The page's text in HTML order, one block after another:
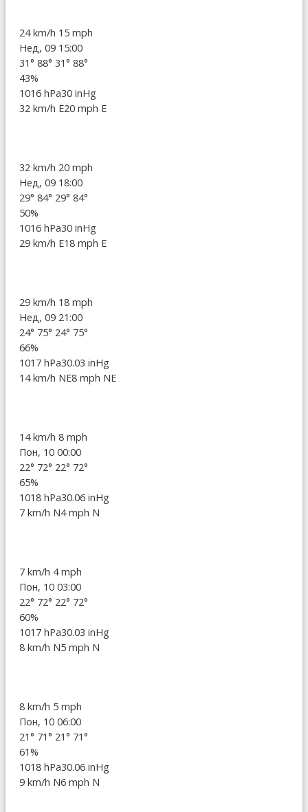
24 km/h 15 mph
Нед, 09 15:00
31° 88° 31° 88°
43%
1016 hPa30 inHg
32 km/h E20 mph E
32 km/h 20 mph
Нед, 09 18:00
29° 84° 29° 84°
50%
1016 hPa30 inHg
29 km/h E18 mph E
29 km/h 18 mph
Нед, 09 21:00
24° 75° 24° 75°
66%
1017 hPa30.03 inHg
14 km/h NE8 mph NE
14 km/h 8 mph
Пон, 10 00:00
22° 72° 22° 72°
65%
1018 hPa30.06 inHg
7 km/h N4 mph N
7 km/h 4 mph
Пон, 10 03:00
22° 72° 22° 72°
60%
1017 hPa30.03 inHg
8 km/h N5 mph N
8 km/h 5 mph
Пон, 10 06:00
21° 71° 21° 71°
61%
1018 hPa30.06 inHg
9 km/h N6 mph N